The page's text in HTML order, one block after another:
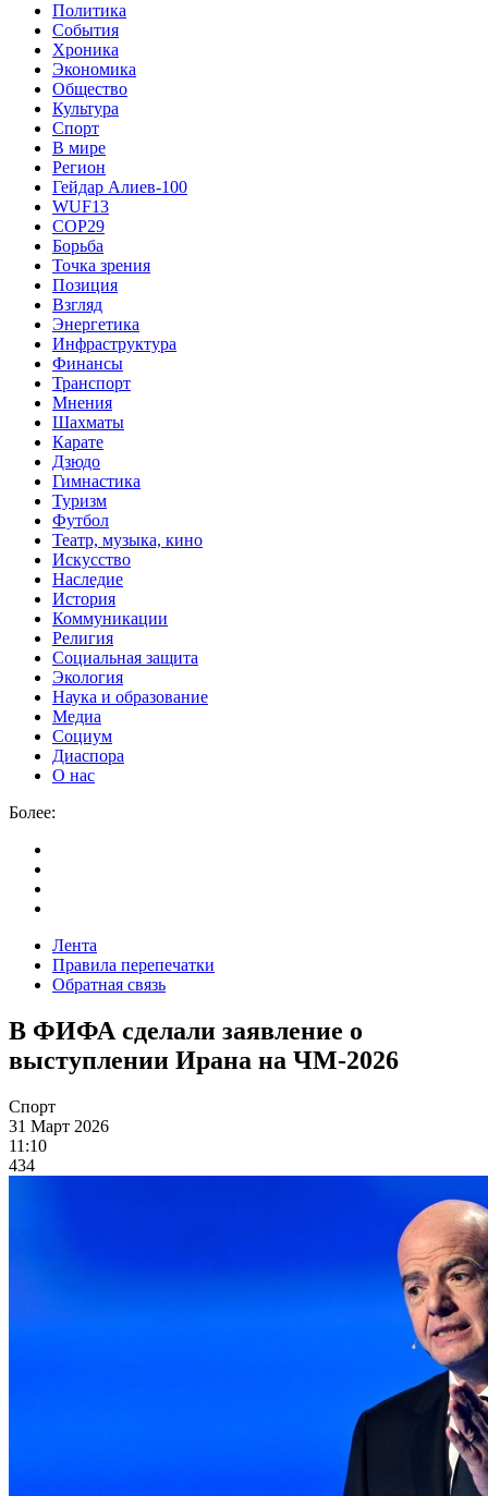
Политика
События
Хроника
Экономика
Общество
Культура
Спорт
В мире
Регион
Гейдар Алиев-100
WUF13
COP29
Борьба
Точка зрения
Позиция
Взгляд
Энергетика
Инфраструктура
Финансы
Транспорт
Мнения
Шахматы
Карате
Дзюдо
Гимнастика
Туризм
Футбол
Театр, музыка, кино
Искусство
Наследие
История
Коммуникации
Религия
Социальная защита
Экология
Наука и образование
Медиа
Социум
Диаспора
О нас
Более:
Лента
Правила перепечатки
Обратная связь
В ФИФА сделали заявление о
выступлении Ирана на ЧМ-2026
Спорт
31 Март 2026
11:10
434